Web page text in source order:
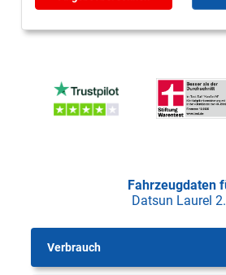
Fahrzeugdaten
Datsun Laurel
Verbrauch